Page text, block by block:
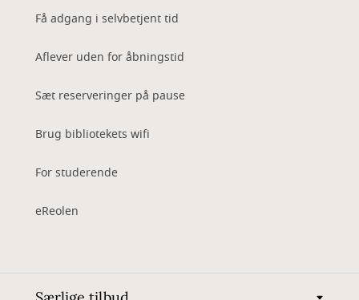
Få adgang i selvbetjent tid
Aflever uden for åbningstid
Sæt reserveringer på pause
Brug bibliotekets wifi
For studerende
eReolen